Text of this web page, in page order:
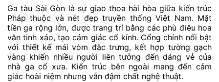
Ga tàu Sài Gòn là sự giao thoa hài hòa giữa kiến trúc
Pháp thuộc và nét đẹp truyền thống Việt Nam. Mặt
tiền ga rộng lớn, được trang trí bằng các phù điêu hoa
văn tinh xảo, tạo cảm giác cổ kính. Cổng chính nổi bật
với thiết kế mái vòm đặc trưng, kết hợp tường gạch
vàng khiến nhiều người liên tưởng đến dáng vẻ của
nhà ga cổ xưa. Kiến trúc bên ngoài mang đến cảm
giác hoài niệm nhưng vẫn đậm chất nghệ thuật.